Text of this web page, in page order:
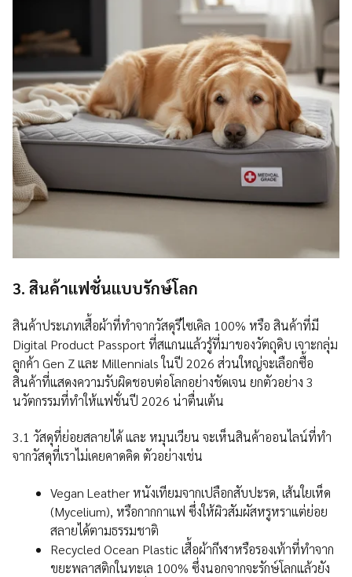
3. สินค้าแฟชั่นแบบรักษ์โลก
สินค้าประเภทเสื้อผ้าที่ทำจากวัสดุรีไซเคิล 100% หรือ สินค้าที่มี
Digital Product Passport ที่สแกนแล้วรู้ที่มาของวัตถุดิบ เจาะกลุ่ม
ลูกค้า Gen Z และ Millennials ในปี 2026 ส่วนใหญ่จะเลือกซื้อ
สินค้าที่แสดงความรับผิดชอบต่อโลกอย่างชัดเจน ยกตัวอย่าง 3
นวัตกรรมที่ทำให้แฟชั่นปี 2026 น่าตื่นเต้น
3.1 วัสดุที่ย่อยสลายได้ และ หมุนเวียน จะเห็นสินค้าออนไลน์ที่ทำ
จากวัสดุที่เราไม่เคยคาดคิด ตัวอย่างเช่น
Vegan Leather หนังเทียมจากเปลือกสับปะรด, เส้นใยเห็ด
(Mycelium), หรือกากกาแฟ ซึ่งให้ผิวสัมผัสหรูหราแต่ย่อย
สลายได้ตามธรรมชาติ
Recycled Ocean Plastic เสื้อผ้ากีฬาหรือรองเท้าที่ทำจาก
ขยะพลาสติกในทะเล 100% ซึ่งนอกจากจะรักษ์โลกแล้วยัง